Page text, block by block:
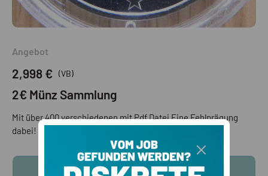
Angebot
2,998 € (VB)
2€ Münz Sammlung
Mit über 400 verschiedenen mit Pdf Datei Eine Fehlprägung
KONTAKTINFOS ANZEIGEN